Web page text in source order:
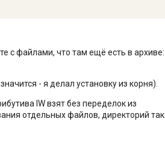
с файлами, что там ещё есть в архиве:
- я делал установку из корня).
IW взят без переделок из
отдельных файлов, директорий так